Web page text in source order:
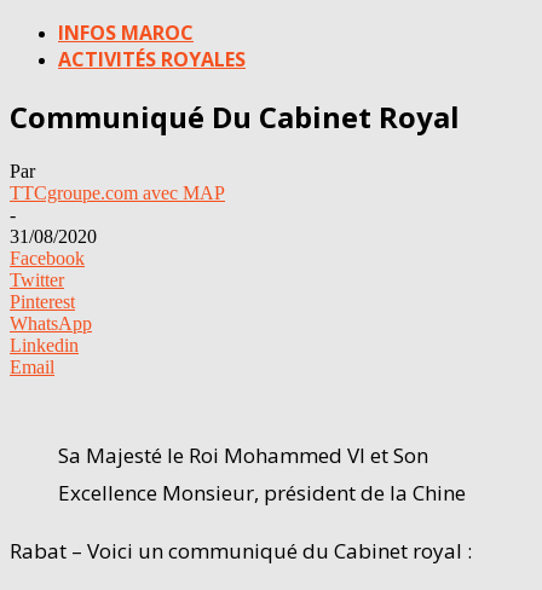
INFOS MAROC
ACTIVITÉS ROYALES
Communiqué Du Cabinet Royal
Par
TTCgroupe.com avec MAP
-
31/08/2020
Facebook
Twitter
Pinterest
WhatsApp
Linkedin
Email
Sa Majesté le Roi Mohammed VI et Son
Excellence Monsieur, président de la Chine
Rabat – Voici un communiqué du Cabinet royal :